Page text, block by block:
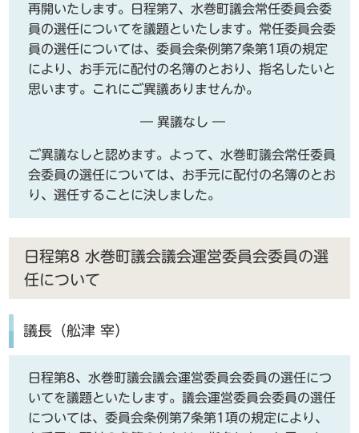
再開いたします。日程第7、水巻町議会常任委員会委
員の選任についてを議題といたします。常任委員会委
員の選任については、委員会条例第7条第1項の規定
により、お手元に配付の名簿のとおり、指名したいと
思います。これにご異議ありませんか。
― 異議なし ―
ご異議なしと認めます。よって、水巻町議会常任委員
会委員の選任については、お手元に配付の名簿のとお
り、選任することに決しました。
日程第8 水巻町議会議会運営委員会委員の選
任について
議長（舩津 宰）
日程第8、水巻町議会議会運営委員会委員の選任につ
いてを議題といたします。議会運営委員会委員の選任
については、委員会条例第7条第1項の規定により、